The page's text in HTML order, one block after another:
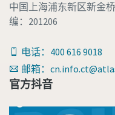
中国上海浦东新区新金
编：201206
电话：400 616 9018
邮箱：
官方抖音